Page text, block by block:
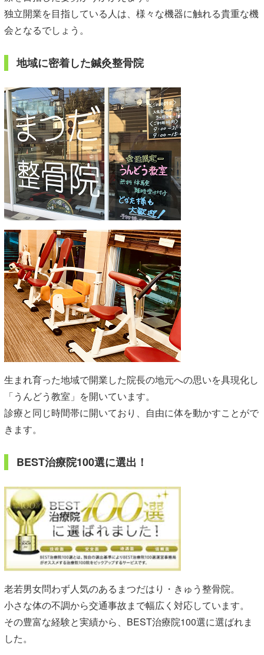
独立開業を目指している人は、様々な機器に触れる貴重な機
会となるでしょう。
地域に密着した鍼灸整骨院
生まれ育った地域で開業した院長の地元への思いを具現化し
「うんどう教室」を開いています。
診療と同じ時間帯に開いており、自由に体を動かすことがで
きます。
BEST治療院100選に選出！
老若男女問わず人気のあるまつだはり・きゅう整骨院。
小さな体の不調から交通事故まで幅広く対応しています。
その豊富な経験と実績から、BEST治療院100選に選ばれま
した。